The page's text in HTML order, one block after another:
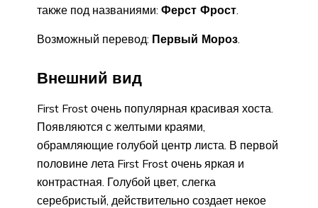
также под названиями: Ферст Фрост.
Возможный перевод: Первый Мороз.
Внешний вид
First Frost очень популярная красивая хоста.
Появляются с желтыми краями,
обрамляющие голубой центр листа. В первой
половине лета First Frost очень яркая и
контрастная. Голубой цвет, слегка
серебристый, действительно создает некое